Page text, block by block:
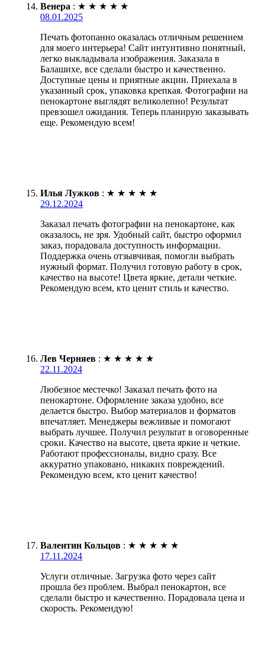
Венера : ★ ★ ★ ★ ★
08.01.2025
Печать фотопанно оказалась отличным решением
для моего интерьера! Сайт интуитивно понятный,
легко выкладывала изображения. Заказала в
Балашихе, все сделали быстро и качественно.
Доступные цены и приятные акции. Приехала в
указанный срок, упаковка крепкая. Фотографии на
пенокартоне выглядят великолепно! Результат
превзошел ожидания. Теперь планирую заказывать
еще. Рекомендую всем!
Илья Лужков : ★ ★ ★ ★ ★
29.12.2024
Заказал печать фотографии на пенокартоне, как
оказалось, не зря. Удобный сайт, быстро оформил
заказ, порадовала доступность информации.
Поддержка очень отзывчивая, помогли выбрать
нужный формат. Получил готовую работу в срок,
качество на высоте! Цвета яркие, детали четкие.
Рекомендую всем, кто ценит стиль и качество.
Лев Черняев : ★ ★ ★ ★ ★
22.11.2024
Любезное местечко! Заказал печать фото на
пенокартоне. Оформление заказа удобно, все
делается быстро. Выбор материалов и форматов
впечатляет. Менеджеры вежливые и помогают
выбрать лучшее. Получил результат в оговоренные
сроки. Качество на высоте, цвета яркие и четкие.
Работают профессионалы, видно сразу. Все
аккуратно упаковано, никаких повреждений.
Рекомендую всем, кто ценит качество!
Валентин Кольцов : ★ ★ ★ ★ ★
17.11.2024
Услуги отличные. Загрузка фото через сайт
прошла без проблем. Выбрал пенокартон, все
сделали быстро и качественно. Порадовала цена и
скорость. Рекомендую!